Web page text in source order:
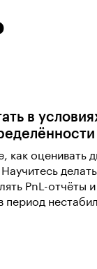
в
как оценивать
PnL-отчёты
период